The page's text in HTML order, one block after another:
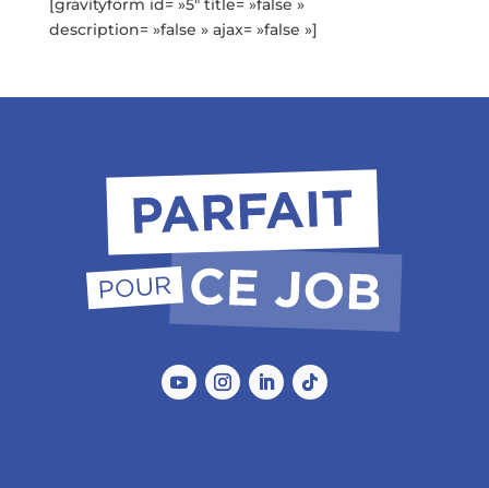
[gravityform id= »5″ title= »false »
description= »false » ajax= »false »]